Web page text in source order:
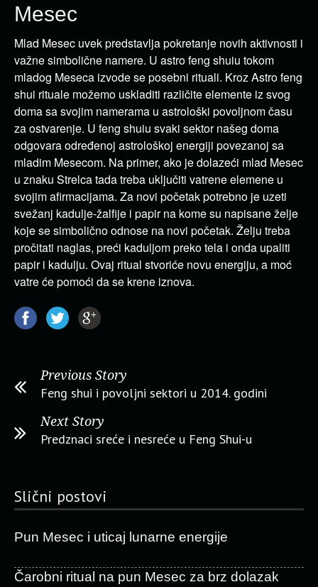
Mesec
Mlad Mesec uvek predstavlja pokretanje novih aktivnosti i
važne simbolične namere. U astro feng shuiu tokom
mladog Meseca izvode se posebni rituali. Kroz Astro feng
shui rituale možemo uskladiti različite elemente iz svog
doma sa svojim namerama u astrološki povoljnom času
za ostvarenje. U feng shuiu svaki sektor našeg doma
odgovara određenoj astrološkoj energiji povezanoj sa
mladim Mesecom. Na primer, ako je dolazeći mlad Mesec
u znaku Strelca tada treba uključiti vatrene elemene u
svojim afirmacijama. Za novi početak potrebno je uzeti
svežanj kadulje-žalfije i papir na kome su napisane želje
koje se simbolično odnose na novi početak. Želju treba
pročitati naglas, preći kaduljom preko tela i onda upaliti
papir i kadulju. Ovaj ritual stvoriće novu energiju, a moć
vatre će pomoći da se krene iznova.
Previous Story
Feng shui i povoljni sektori u 2014. godini
Next Story
Predznaci sreće i nesreće u Feng Shui-u
Slični postovi
Pun Mesec i uticaj lunarne energije
Čarobni ritual na pun Mesec za brz dolazak